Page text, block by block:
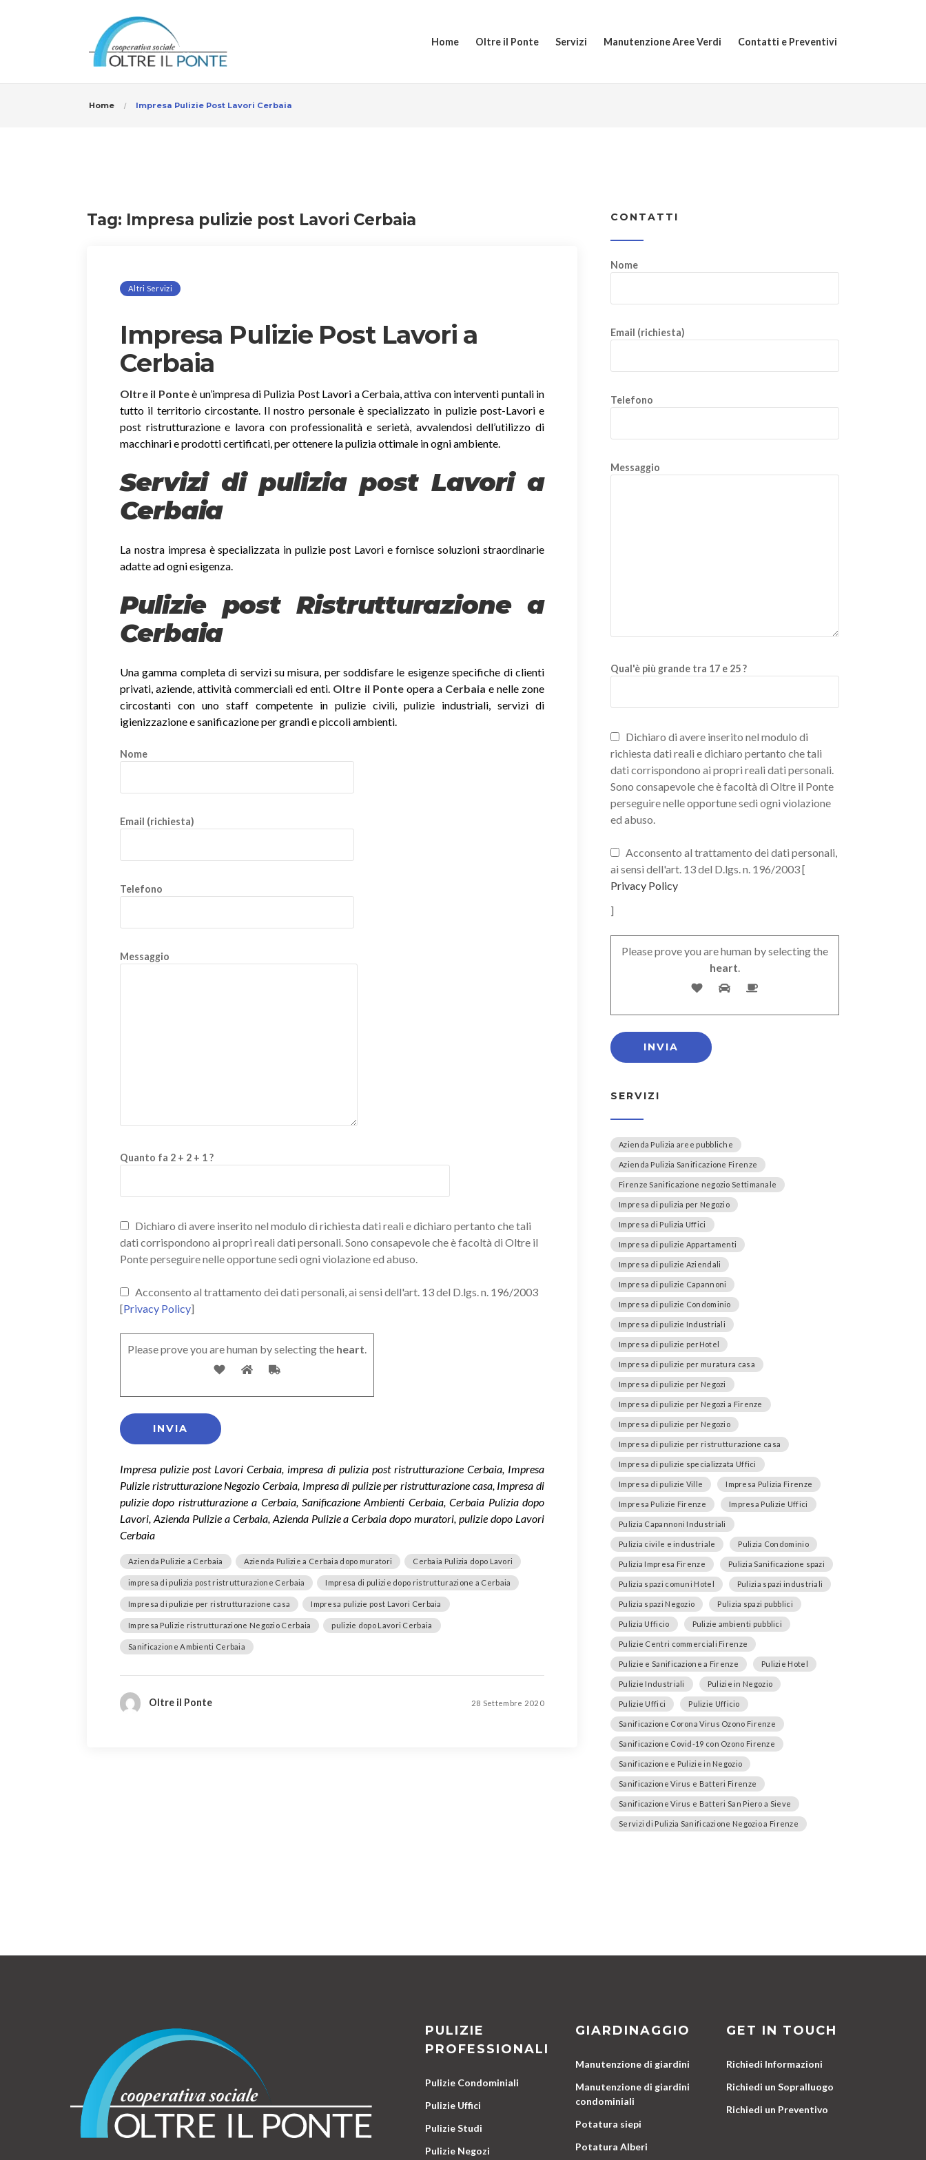
Home Oltre il Ponte Servizi Manutenzione Aree Verdi Contatti e Preventivi
Home Impresa Pulizie Post Lavori Cerbaia
Tag: Impresa pulizie post Lavori Cerbaia
Altri Servizi
Impresa Pulizie Post Lavori a
Cerbaia
Oltre il Ponteè un’impresa di Pulizia Post Lavori a Cerbaia, attiva con interventi puntali in
tutto il territorio circostante. Il nostro personale è specializzato in pulizie post-Lavori e
post ristrutturazione e lavora con professionalità e serietà, avvalendosi dell’utilizzo di
macchinari e prodotti certificati, per ottenere la pulizia ottimale in ogni ambiente.
Servizi di pulizia post Lavori a
Cerbaia
La nostra impresa è specializzata in pulizie post Lavori e fornisce soluzioni straordinarie
adatte ad ogni esigenza.
Pulizie post Ristrutturazione a
Cerbaia
Una gamma completa di servizi su misura, per soddisfare le esigenze specifiche di clienti
privati, aziende, attività commerciali ed enti. Oltre il Ponteopera a Cerbaia e nelle zone
circostanti con uno staff competente in pulizie civili, pulizie industriali, servizi di
igienizzazione e sanificazione per grandi e piccoli ambienti.
Nome
Email (richiesta)
Telefono
Messaggio
Quanto fa 2 + 2 + 1 ?
Dichiaro di avere inserito nel modulo di richiesta dati reali e dichiaro pertanto che tali
dati corrispondono ai propri reali dati personali. Sono consapevole che è facoltà di Oltre il
Ponte perseguire nelle opportune sedi ogni violazione ed abuso.
Acconsento al trattamento dei dati personali, ai sensi dell'art. 13 del D.lgs. n. 196/2003
[Privacy Policy]
Please prove you are human by selecting the heart.
Impresa pulizie post Lavori Cerbaia, impresa di pulizia post ristrutturazione Cerbaia, Impresa
Pulizie ristrutturazione Negozio Cerbaia, Impresa di pulizie per ristrutturazione casa, Impresa di
pulizie dopo ristrutturazione a Cerbaia, Sanificazione Ambienti Cerbaia, Cerbaia Pulizia dopo
Lavori, Azienda Pulizie a Cerbaia, Azienda Pulizie a Cerbaia dopo muratori, pulizie dopo Lavori
Cerbaia
Azienda Pulizie a Cerbaia Azienda Pulizie a Cerbaia dopo muratori Cerbaia Pulizia dopo Lavori
impresa di pulizia post ristrutturazione Cerbaia Impresa di pulizie dopo ristrutturazione a Cerbaia
Impresa di pulizie per ristrutturazione casa Impresa pulizie post Lavori Cerbaia
Impresa Pulizie ristrutturazione Negozio Cerbaia pulizie dopo Lavori Cerbaia
Sanificazione Ambienti Cerbaia
Oltre il Ponte 28 Settembre 2020
CONTATTI
Nome
Email (richiesta)
Telefono
Messaggio
Qual'è più grande tra 17 e 25 ?
Dichiaro di avere inserito nel modulo di
richiesta dati reali e dichiaro pertanto che tali
dati corrispondono ai propri reali dati personali.
Sono consapevole che è facoltà di Oltre il Ponte
perseguire nelle opportune sedi ogni violazione
ed abuso.
Acconsento al trattamento dei dati personali,
ai sensi dell'art. 13 del D.lgs. n. 196/2003 [
Privacy Policy
]
Please prove you are human by selecting the
heart.
SERVIZI
Azienda Pulizia aree pubbliche
Azienda Pulizia Sanificazione Firenze
Firenze Sanificazione negozio Settimanale
Impresa di pulizia per Negozio
Impresa di Pulizia Uffici
Impresa di pulizie Appartamenti
Impresa di pulizie Aziendali
Impresa di pulizie Capannoni
Impresa di pulizie Condominio
Impresa di pulizie Industriali
Impresa di pulizie perHotel
Impresa di pulizie per muratura casa
Impresa di pulizie per Negozi
Impresa di pulizie per Negozi a Firenze
Impresa di pulizie per Negozio
Impresa di pulizie per ristrutturazione casa
Impresa di pulizie specializzata Uffici
Impresa di pulizie Ville Impresa Pulizia Firenze
Impresa Pulizie Firenze Impresa Pulizie Uffici
Pulizia Capannoni Industriali
Pulizia civile e industriale Pulizia Condominio
Pulizia Impresa Firenze Pulizia Sanificazione spazi
Pulizia spazi comuni Hotel Pulizia spazi industriali
Pulizia spazi Negozio Pulizia spazi pubblici
Pulizia Ufficio Pulizie ambienti pubblici
Pulizie Centri commerciali Firenze
Pulizie e Sanificazione a Firenze Pulizie Hotel
Pulizie Industriali Pulizie in Negozio
Pulizie Uffici Pulizie Ufficio
Sanificazione Corona Virus Ozono Firenze
Sanificazione Covid-19 con Ozono Firenze
Sanificazione e Pulizie in Negozio
Sanificazione Virus e Batteri Firenze
Sanificazione Virus e Batteri San Piero a Sieve
Servizi di Pulizia Sanificazione Negozio a Firenze
PULIZIE
PROFESSIONALI
Pulizie Condominiali
Pulizie Uffici
Pulizie Studi
Pulizie Negozi
GIARDINAGGIO
Manutenzione di giardini
Manutenzione di giardini
condominiali
Potatura siepi
Potatura Alberi
GET IN TOUCH
Richiedi Informazioni
Richiedi un Sopralluogo
Richiedi un Preventivo